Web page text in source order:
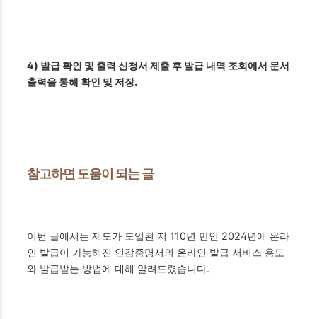
4) 발급 확인 및 출력 신청서 제출 후 발급 내역 조회에서 문서
출력을 통해 확인 및 저장.
참고하면 도움이 되는 글
이번 글에서는 제도가 도입된 지 110년 만인 2024년에 온라
인 발급이 가능해진 인감증명서의 온라인 발급 서비스 용도
와 발급받는 방법에 대해 알려드렸습니다.